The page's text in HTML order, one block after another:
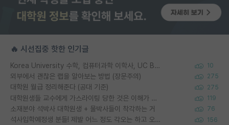
🔥 시선집중 핫한 인기글
Korea University 수학, 컴퓨터과학 이학사, UC Berkeley 산업공학 대학원 공학박사가 되는 것은 쉽지 않겠죠? 10
외부에서 괜찮은 랩을 알아보는 방법 (장문주의) 275
대학원 월급 정리해준다 (공대 기준) 275
대학원생들 교수에게 가스라이팅 당한 것은 이해가 갑니다. 안타깝네요. 119
소재분야 석박사 대학원생 + 물박사들이 착각하는 거 76
석사입학예정생 분들! 제발 어느 정도 각오는 하고 오세요. 156